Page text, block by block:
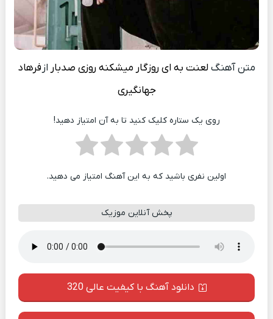
متن آهنگ لعنت به ای روزگار میشکنه روزی صدبار از فرهاد
جهانگیری
روی یک ستاره کلیک کنید تا به آن امتیاز دهید!
اولین نفری باشید که به این آهنگ امتیاز می دهید.
پخش آنلاین موزیک
دانلود آهنگ با کیفیت عالی 320